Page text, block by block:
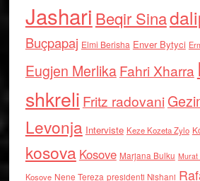
Jashari Beqir Sina
Buçpapaj Elmi Berisha Enver Bytyci
Eugjen MerlikaFahri Xharra
shkreli Fritz radovani
Levonja Interviste Keze Kozeta Zylo
kosova Kosove Marjana Bulku Murat
Kosove Nene Tereza presidenti Nishani